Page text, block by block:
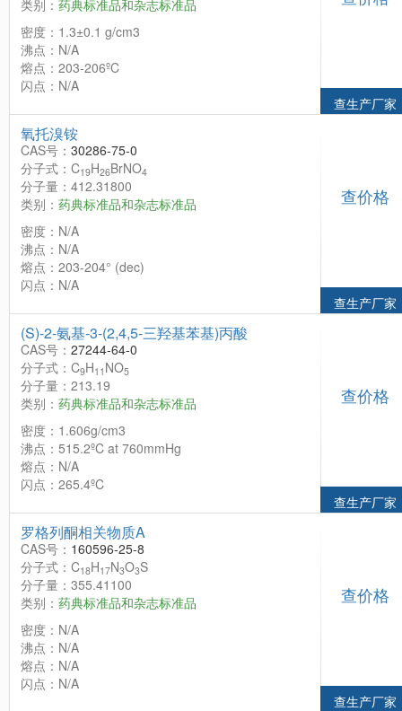
类别： 药典标准品和杂志标准品
密度：1.3±0.1 g/cm3
沸点：N/A
熔点：203-206ºC
闪点：N/A
查生产厂家
氧托溴铵
CAS号： 30286-75-0
分子式：C19H26BrNO4
分子量：412.31800
类别： 药典标准品和杂志标准品
密度：N/A
沸点：N/A
熔点：203-204° (dec)
闪点：N/A
查价格
查生产厂家
(S)-2-氨基-3-(2,4,5-三羟基苯基)丙酸
CAS号： 27244-64-0
分子式：C9H11 NO5
分子量：213.19
类别： 药典标准品和杂志标准品
密度：1.606g/cm3
沸点：515.2ºC at 760mmHg
熔点：N/A
闪点：265.4ºC
查价格
查生产厂家
罗格列酮相关物质A
CAS号： 160596-25-8
分子式：C18H17N3O3S
分子量：355.41100
类别： 药典标准品和杂志标准品
密度：N/A
沸点：N/A
熔点：N/A
闪点：N/A
查价格
查生产厂家